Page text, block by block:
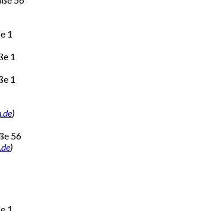
1
1
1
)
56
)
1